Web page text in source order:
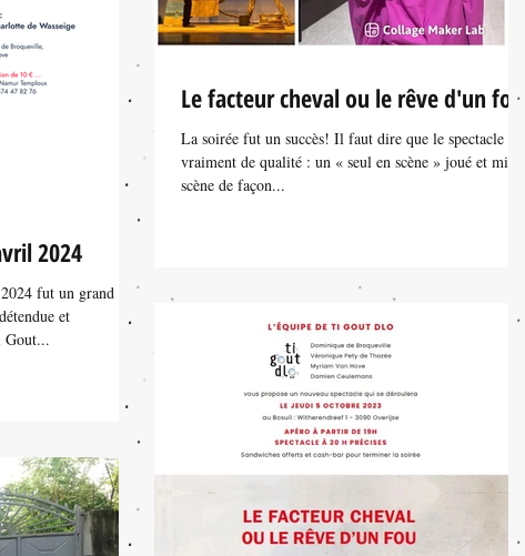
2024
fut un grand
et
Gout...
Le facteur cheval ou le rêve d'un fou
La soirée fut un succès! Il faut dire que le spectacle
vraiment de qualité : un « seul en scène » joué et mis
scène de façon...